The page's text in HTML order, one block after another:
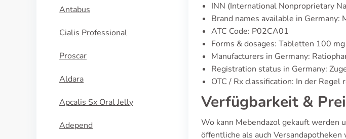
Antabus
Cialis Professional
Proscar
Aldara
Apcalis Sx Oral Jelly
Adepend
INN (International Nonproprietary
Brand names available in Germany:
ATC Code: P02CA01
Forms & dosages: Tabletten 100 mg
Manufacturers in Germany:
Registration status in Germany:
OTC / Rx classification: In der
Verfügbarkeit &
Wo kann Mebendazol gekauft werden
öffentliche als auch